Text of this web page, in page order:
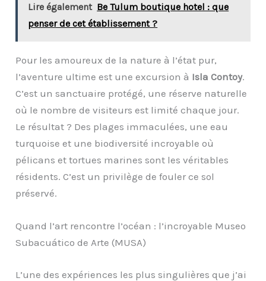
Lire également Be Tulum boutique hotel : que
penser de cet établissement ?
Pour les amoureux de la nature à l’état pur,
l’aventure ultime est une excursion à Isla Contoy.
C’est un sanctuaire protégé, une réserve naturelle
où le nombre de visiteurs est limité chaque jour.
Le résultat ? Des plages immaculées, une eau
turquoise et une biodiversité incroyable où
pélicans et tortues marines sont les véritables
résidents. C’est un privilège de fouler ce sol
préservé.
Quand l’art rencontre l’océan : l’incroyable Museo
Subacuático de Arte (MUSA)
L’une des expériences les plus singulières que j’ai